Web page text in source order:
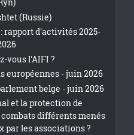
(Russie)
: rapport d'activités 2025-
vous l'AIFI ?
européennes - juin 2026
belge - juin 2026
et la protection de
différents menés
par les associations ?